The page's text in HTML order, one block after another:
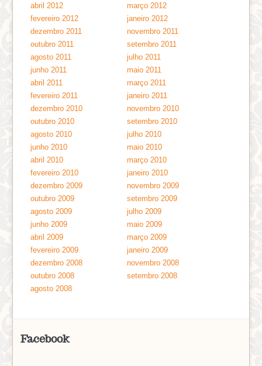
abril 2012
março 2012
fevereiro 2012
janeiro 2012
dezembro 2011
novembro 2011
outubro 2011
setembro 2011
agosto 2011
julho 2011
junho 2011
maio 2011
abril 2011
março 2011
fevereiro 2011
janeiro 2011
dezembro 2010
novembro 2010
outubro 2010
setembro 2010
agosto 2010
julho 2010
junho 2010
maio 2010
abril 2010
março 2010
fevereiro 2010
janeiro 2010
dezembro 2009
novembro 2009
outubro 2009
setembro 2009
agosto 2009
julho 2009
junho 2009
maio 2009
abril 2009
março 2009
fevereiro 2009
janeiro 2009
dezembro 2008
novembro 2008
outubro 2008
setembro 2008
agosto 2008
Facebook